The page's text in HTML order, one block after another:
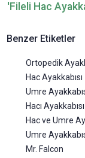
'Fileli Hac
Benzer Etiketler
Ortopedik
Hac Ayakkabısı
Umre
Hacı Ayakkabısı
Hac ve Umre
Umre
Mr. Falcon